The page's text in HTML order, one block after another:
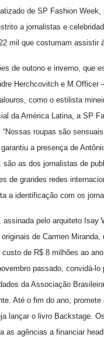
de SP Fashion
a jornalistas e
mil que costumam assistir
de outono e inverno, que
Herchcovitch e M.Officer
como o estilista
da América Latina, a SP
roupas são
a presença de
são as dos jornalistas de
de grandes redes
a identificação com os
assinada pelo arquiteto
de Carmen
de R$ 8 milhões ao
passado, convidá-
da Associação
Até o fim do ano,
lançar o livro Backstage.
as agências a financiar